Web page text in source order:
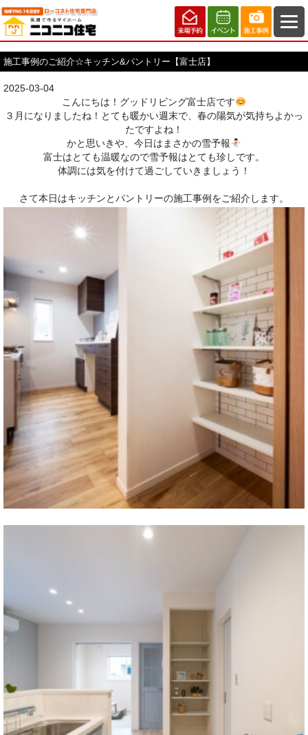
施工事例のご紹介☆キッチン&パントリー【富士店】
2025-03-04
こんにちは！グッドリビング富士店です
３月になりましたね！とても暖かい週末で、春の陽気が気持ちよかっ
たですよね！
かと思いきや、今日はまさかの雪予報
富士はとても温暖なので雪予報はとても珍しです。
体調には気を付けて過ごしていきましょう！
さて本日はキッチンとパントリーの施工事例をご紹介します。